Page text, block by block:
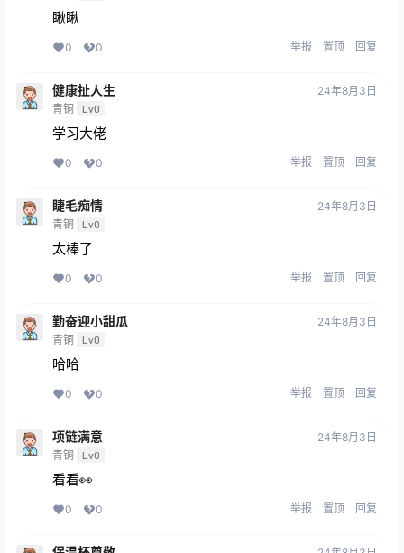
瞅瞅
0 0 举报 置顶 回复
健康扯人生
青铜 Lv0
24年8月3日
学习大佬
0 0 举报 置顶 回复
睫毛痴情
青铜 Lv0
24年8月3日
太棒了
0 0 举报 置顶 回复
勤奋迎小甜瓜
青铜 Lv0
24年8月3日
哈哈
0 0 举报 置顶 回复
项链满意
青铜 Lv0
24年8月3日
看看👀
0 0 举报 置顶 回复